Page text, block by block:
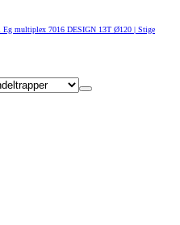
Eg multiplex 7016 DESIGN 13T Ø120 | Stige